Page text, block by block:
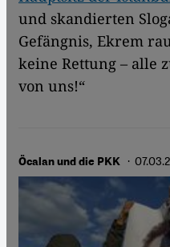
und skandierten
Gefängnis, Ekrem
keine Rettung – alle
von uns!“
Öcalan und die PKK ·